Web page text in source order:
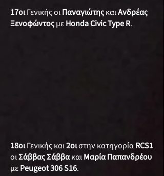
17οιΓενικής οιΠαναγιώτηςκαιΑνδρέας
ΞενοφώντοςμεHonda Civic Type R.
18οιΓενικής και2οιστην κατηγορίαRCS1
οιΣάββας ΣάββακαιΜαρία Παπανδρέου
μεPeugeot 306 S16.